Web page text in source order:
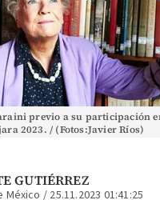
previo a su participación
2023. / (Fotos:Javier Ríos)
GUTIÉRREZ
México / 25.11.2023 01:41:25